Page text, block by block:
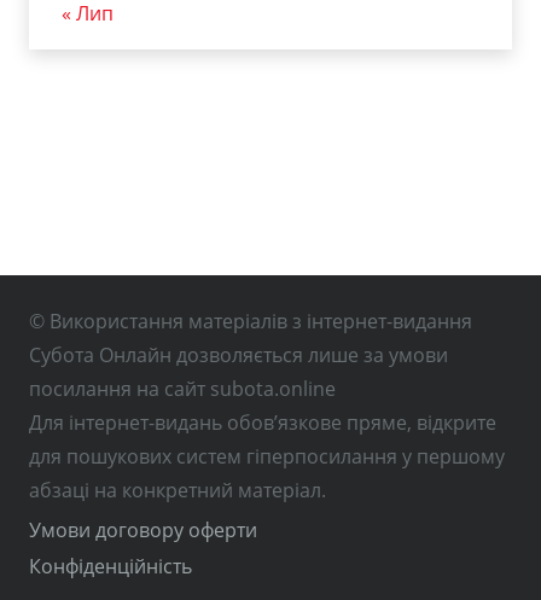
« Лип
© Використання матеріалів з інтернет-видання
Субота Онлайн дозволяється лише за умови
посилання на сайт subota.online
Для інтернет-видань обов’язкове пряме, відкрите
для пошукових систем гіперпосилання у першому
абзаці на конкретний матеріал.
Умови договору оферти
Конфіденційність